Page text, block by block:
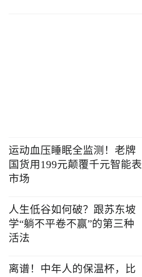
运动血压睡眠全监测！老牌
国货用199元颠覆千元智能表
市场
人生低谷如何破？跟苏东坡
学“躺不平卷不赢”的第三种
活法
离谱！中年人的保温杯，比